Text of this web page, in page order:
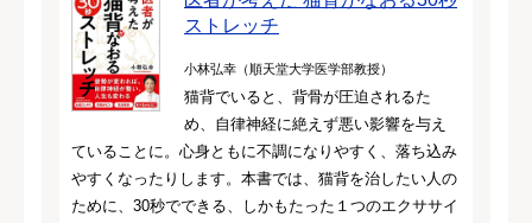
ストレッチ
小林弘幸（順天堂大学医学部教授）
猫背でいると、背骨が圧迫されるた
め、自律神経に絶えず悪い影響を与え
ていることに。心身ともに不調になりやすく、落ち込み
やすくなったりします。本書では、猫背を治したい人の
ために、30秒でできる、しかもたった１つのエクササイ